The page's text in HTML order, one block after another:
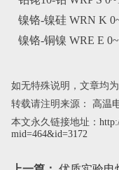
镍铬-镍硅 WRN K
镍铬-铜镍 WRE E
如无特殊说明，文章均
转载请注明来源： 高温
本文永久链接地址：
mid=464&id=3172